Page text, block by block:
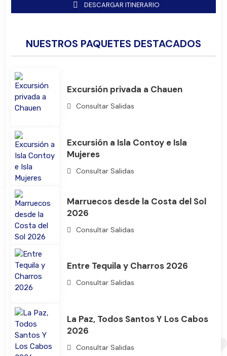
DESCARGAR ITINERARIO
NUESTROS PAQUETES DESTACADOS
Excursión privada a Chauen
Consultar Salidas
Excursión a Isla Contoy e Isla
Mujeres
Consultar Salidas
Marruecos desde la Costa del Sol
2026
Consultar Salidas
Entre Tequila y Charros 2026
Consultar Salidas
La Paz, Todos Santos Y Los Cabos
2026
Consultar Salidas